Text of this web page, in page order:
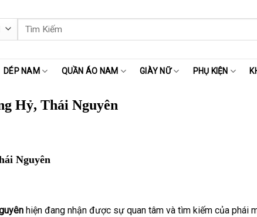
Tìm
kiếm:
DÉP NAM QUẦN ÁO NAM GIÀY NỮ PHỤ KIỆN
Hỷ, Thái Nguyên
Nguyên
hiện đang nhận được sự quan tâm và tìm kiếm của phái